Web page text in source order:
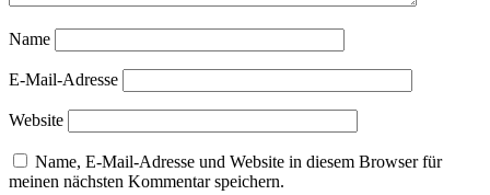
Name
E-Mail-Adresse
Website
Name, E-Mail-Adresse und Website in diesem Browser für
meinen nächsten Kommentar speichern.